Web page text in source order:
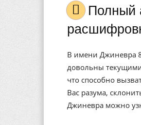
Полный анализ имени Джиневра, значение, и
В имени Джиневра
довольны
что способно
Вас разума,
Джиневра можно